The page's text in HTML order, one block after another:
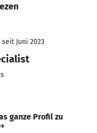
Juni 2023
ganze Profil zu